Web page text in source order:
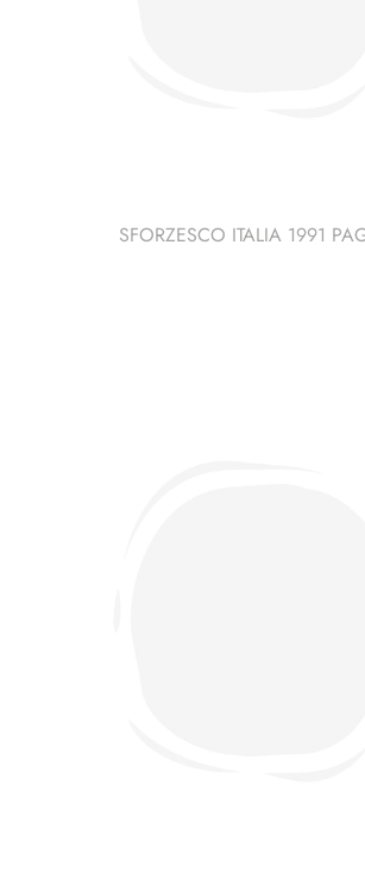
SFORZESCO ITALIA 1991